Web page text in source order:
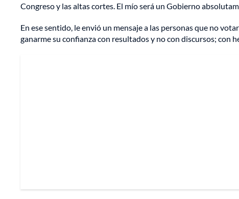
Congreso y las altas cortes. El mío será un Gobierno
En ese sentido, le envió un mensaje a las personas que no
ganarme su confianza con resultados y no con discursos; con